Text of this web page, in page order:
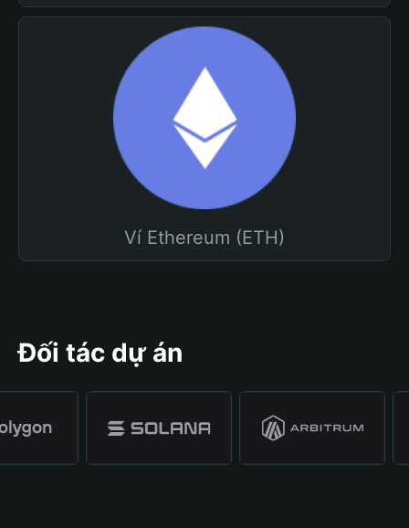
Ví Ethereum (ETH)
Đối tác dự án